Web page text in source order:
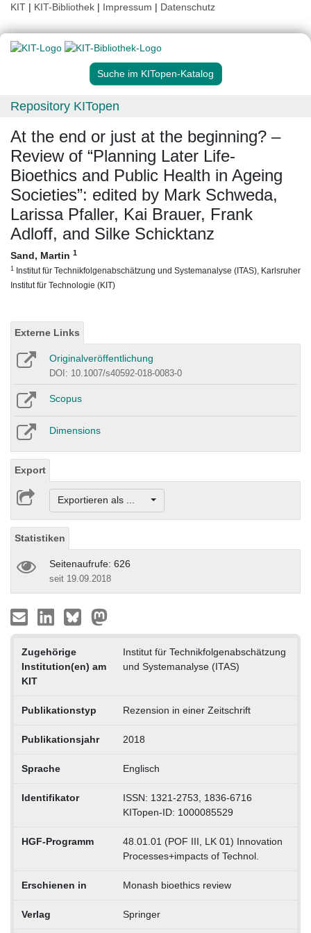
KIT | KIT-Bibliothek | Impressum | Datenschutz
Suche im KITopen-Katalog
Repository KITopen
At the end or just at the beginning? –
Review of “Planning Later Life-
Bioethics and Public Health in Ageing
Societies”: edited by Mark Schweda,
Larissa Pfaller, Kai Brauer, Frank
Adloff, and Silke Schicktanz
Sand, Martin 1
1 Institut für Technikfolgenabschätzung und Systemanalyse (ITAS), Karlsruher
Institut für Technologie (KIT)
Externe Links
Originalveröffentlichung
DOI: 10.1007/s40592-018-0083-0
Scopus
Dimensions
Export
Exportieren als ...
Statistiken
Seitenaufrufe: 626
seit 19.09.2018
Zugehörige
Institution(en) am
KIT
Institut für Technikfolgenabschätzung
und Systemanalyse (ITAS)
Publikationstyp Rezension in einer Zeitschrift
Publikationsjahr 2018
Sprache Englisch
Identifikator
ISSN: 1321-2753, 1836-6716
KITopen-ID: 1000085529
HGF-Programm
48.01.01 (POF III, LK 01) Innovation
Processes+impacts of Technol.
Erschienen in Monash bioethics review
Verlag Springer